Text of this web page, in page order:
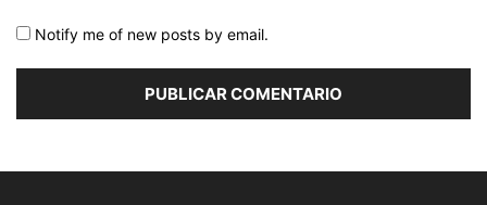
Notify me of new posts by email.